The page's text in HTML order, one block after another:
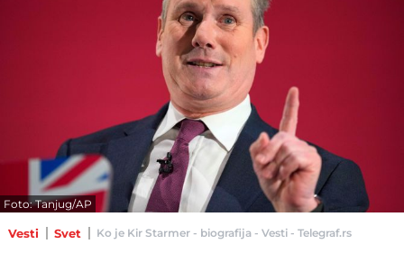
Foto: Tanjug/AP
Vesti Svet Ko je Kir Starmer - biografija - Vesti - Telegraf.rs